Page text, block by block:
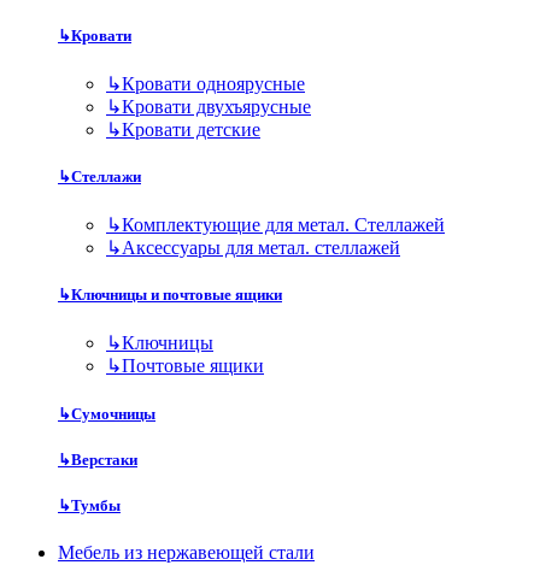
↳Кровати
↳Кровати одноярусные
↳Кровати двухъярусные
↳Кровати детские
↳Стеллажи
↳Комплектующие для метал. Стеллажей
↳Аксессуары для метал. стеллажей
↳Ключницы и почтовые ящики
↳Ключницы
↳Почтовые ящики
↳Сумочницы
↳Верстаки
↳Тумбы
Мебель из нержавеющей стали